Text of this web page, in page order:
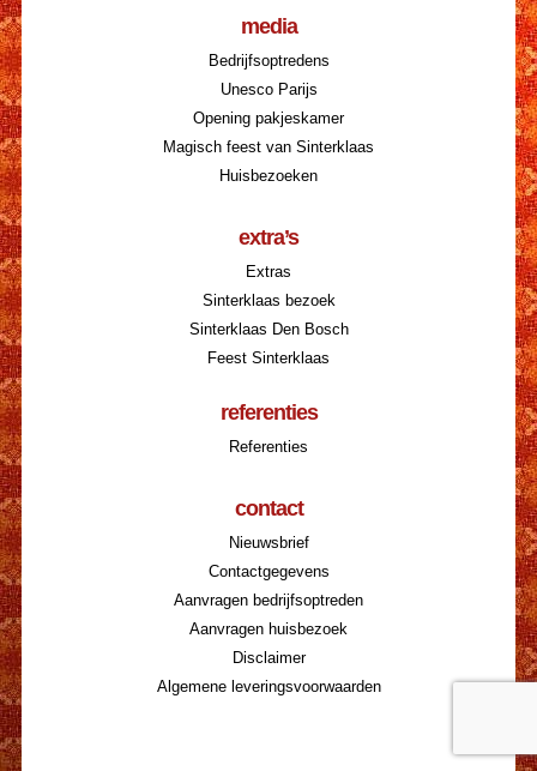
media
Bedrijfsoptredens
Unesco Parijs
Opening pakjeskamer
Magisch feest van Sinterklaas
Huisbezoeken
extra’s
Extras
Sinterklaas bezoek
Sinterklaas Den Bosch
Feest Sinterklaas
referenties
Referenties
contact
Nieuwsbrief
Contactgegevens
Aanvragen bedrijfsoptreden
Aanvragen huisbezoek
Disclaimer
Algemene leveringsvoorwaarden